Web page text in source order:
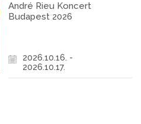
André Rieu Koncert
Budapest 2026
2026.10.16. -
2026.10.17.